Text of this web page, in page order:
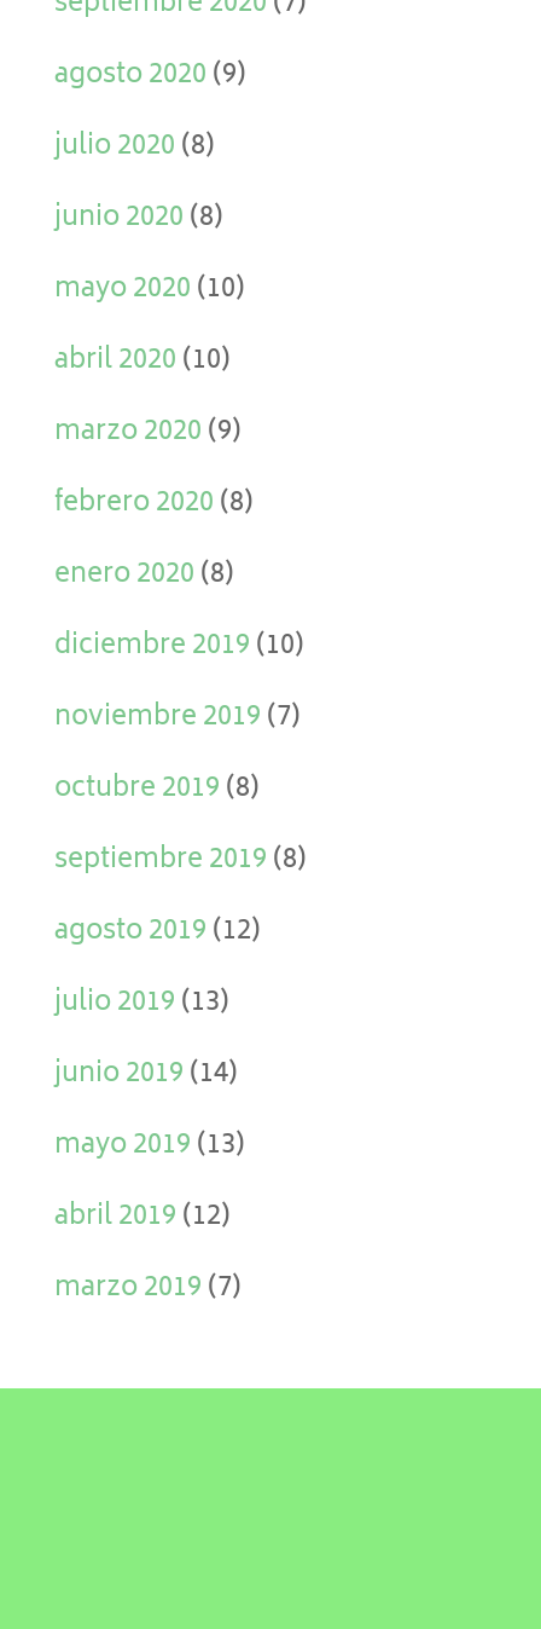
agosto 2020(9)
julio 2020(8)
junio 2020(8)
mayo 2020(10)
abril 2020(10)
marzo 2020(9)
febrero 2020(8)
enero 2020(8)
diciembre 2019(10)
noviembre 2019(7)
octubre 2019(8)
septiembre 2019(8)
agosto 2019(12)
julio 2019(13)
junio 2019(14)
mayo 2019(13)
abril 2019(12)
marzo 2019(7)